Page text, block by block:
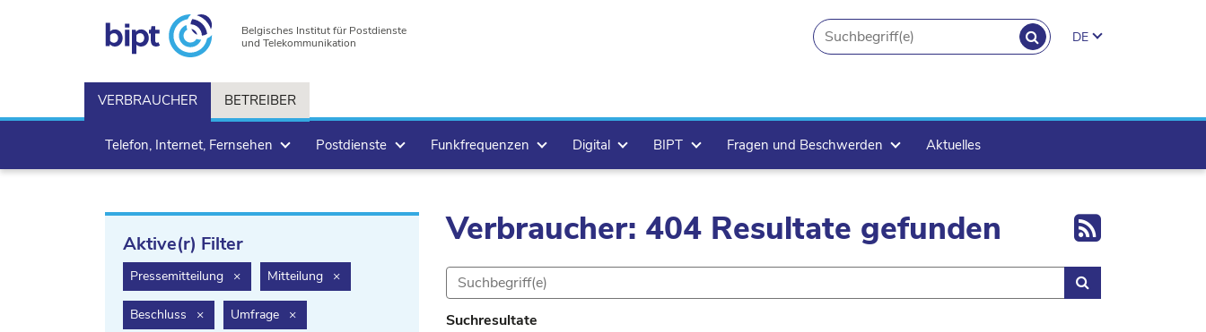
Belgisches Institut für Postdienste
und Telekommunikation
SUCHEN
search.button
DE
VERBRAUCHER BETREIBER
Telefon, Internet, Fernsehen Postdienste Funkfrequenzen Digital BIPT Fragen und Beschwerden Aktuelles
Aktive(r) Filter
Pressemitteilung ×filter.delete
Mitteilung ×filter.delete
Beschluss ×filter.delete
Umfrage ×filter.delete
Verbraucher: 404 Resultate gefunden Export
Suchresultate